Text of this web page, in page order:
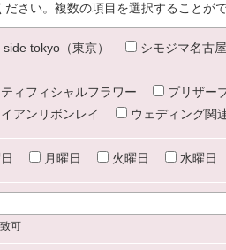
さい。複数の項目を選択することがで
tokyo（東京） シモジマ名古
ィフィシャルフラワー プリザー
アンリボンレイ
ウェディング関
月曜日 火曜日 水曜日
可